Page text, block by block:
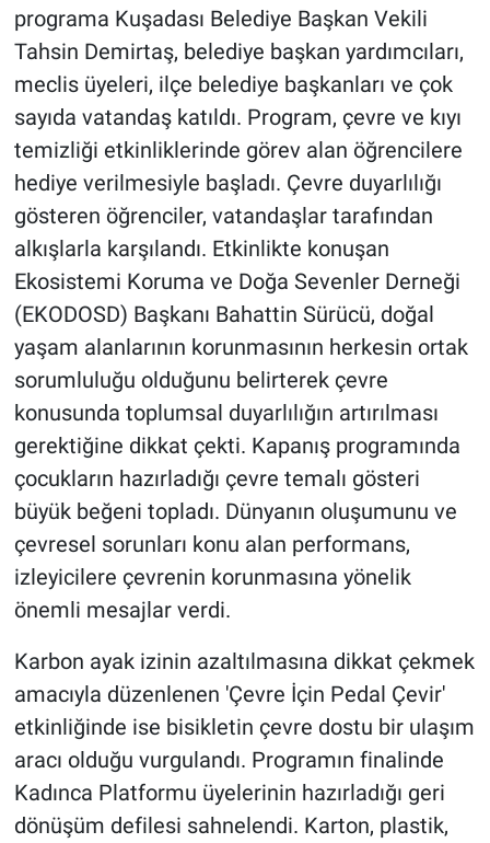
programa Kuşadası Belediye Başkan Vekili
Tahsin Demirtaş, belediye başkan yardımcıları,
meclis üyeleri, ilçe belediye başkanları ve çok
sayıda vatandaş katıldı. Program, çevre ve kıyı
temizliği etkinliklerinde görev alan öğrencilere
hediye verilmesiyle başladı. Çevre duyarlılığı
gösteren öğrenciler, vatandaşlar tarafından
alkışlarla karşılandı. Etkinlikte konuşan
Ekosistemi Koruma ve Doğa Sevenler Derneği
(EKODOSD) Başkanı Bahattin Sürücü, doğal
yaşam alanlarının korunmasının herkesin ortak
sorumluluğu olduğunu belirterek çevre
konusunda toplumsal duyarlılığın artırılması
gerektiğine dikkat çekti. Kapanış programında
çocukların hazırladığı çevre temalı gösteri
büyük beğeni topladı. Dünyanın oluşumunu ve
çevresel sorunları konu alan performans,
izleyicilere çevrenin korunmasına yönelik
önemli mesajlar verdi.
Karbon ayak izinin azaltılmasına dikkat çekmek
amacıyla düzenlenen 'Çevre İçin Pedal Çevir'
etkinliğinde ise bisikletin çevre dostu bir ulaşım
aracı olduğu vurgulandı. Programın finalinde
Kadınca Platformu üyelerinin hazırladığı geri
dönüşüm defilesi sahnelendi. Karton, plastik,